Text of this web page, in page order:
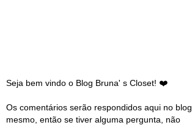
Seja bem vindo o Blog Bruna' s Closet! ❤️
Os comentários serão respondidos aqui no blog
mesmo, então se tiver alguma pergunta, não